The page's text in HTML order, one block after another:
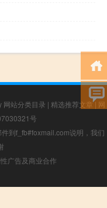
网站分类目录 | 精选推荐文章| 网
号
到f_fb#foxmail.com说明，我们
广告及商业合作